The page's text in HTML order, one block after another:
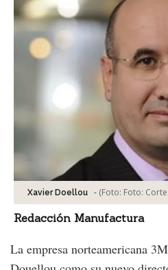
Xavier Doellou - (Foto: Foto:
Redacción Manufactura
La empresa norteamericana